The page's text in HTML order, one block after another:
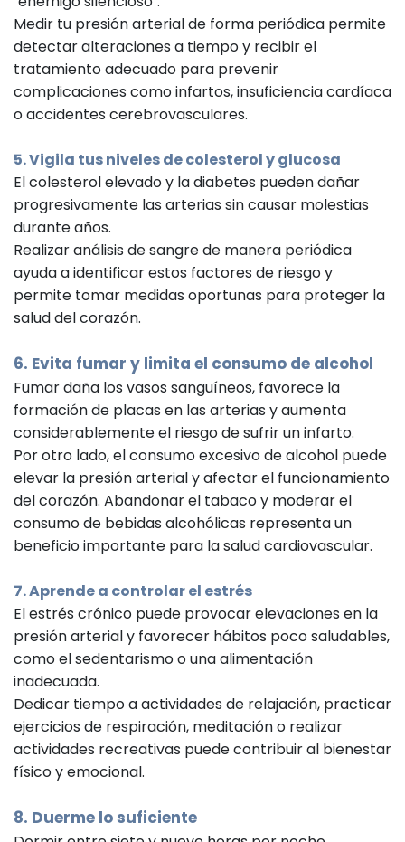
Medir tu presión arterial de forma periódica permite
detectar alteraciones a tiempo y recibir el
tratamiento adecuado para prevenir
complicaciones como infartos, insuficiencia cardíaca
o accidentes cerebrovasculares.
5. Vigila tus niveles de colesterol y glucosa
El colesterol elevado y la diabetes pueden dañar
progresivamente las arterias sin causar molestias
durante años.
Realizar análisis de sangre de manera periódica
ayuda a identificar estos factores de riesgo y
permite tomar medidas oportunas para proteger la
salud del corazón.
6. Evita fumar y limita el consumo de alcohol
Fumar daña los vasos sanguíneos, favorece la
formación de placas en las arterias y aumenta
considerablemente el riesgo de sufrir un infarto.
Por otro lado, el consumo excesivo de alcohol puede
elevar la presión arterial y afectar el funcionamiento
del corazón. Abandonar el tabaco y moderar el
consumo de bebidas alcohólicas representa un
beneficio importante para la salud cardiovascular.
7. Aprende a controlar el estrés
El estrés crónico puede provocar elevaciones en la
presión arterial y favorecer hábitos poco saludables,
como el sedentarismo o una alimentación
inadecuada.
Dedicar tiempo a actividades de relajación, practicar
ejercicios de respiración, meditación o realizar
actividades recreativas puede contribuir al bienestar
físico y emocional.
8. Duerme lo suficiente